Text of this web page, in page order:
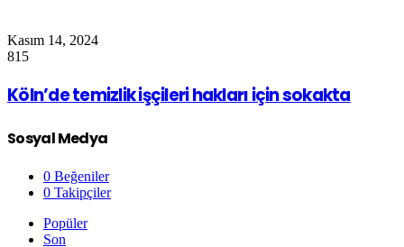
Kasım 14, 2024
815
Köln’de temizlik işçileri hakları için sokakta
Sosyal Medya
0 Beğeniler
0 Takipçiler
Popüler
Son